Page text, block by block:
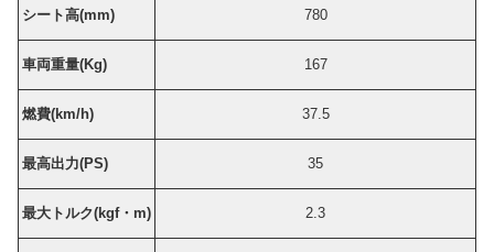
シート高(mm) 780
車両重量(Kg) 167
燃費(km/h) 37.5
最高出力(PS) 35
最大トルク(kgf・m) 2.3